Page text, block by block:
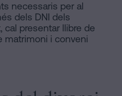
necessaris per al
dels DNI dels
cal presentar llibre de
matrimoni i conveni